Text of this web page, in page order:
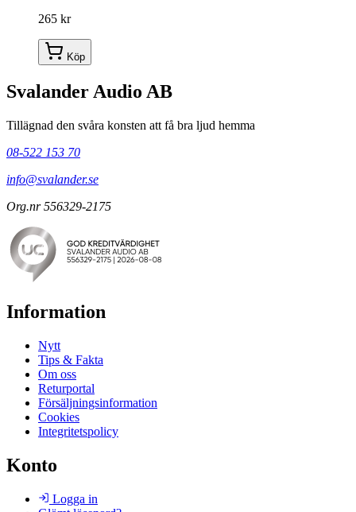
265 kr
Köp
Svalander Audio AB
Tillägnad den svåra konsten att få bra ljud hemma
08-522 153 70
info@svalander.se
Org.nr 556329-2175
Information
Nytt
Tips & Fakta
Om oss
Returportal
Försäljningsinformation
Cookies
Integritetspolicy
Konto
Logga in